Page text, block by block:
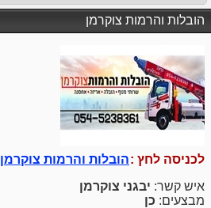
הובלות והרמות צוקרמן
לכניסה לחץ :הובלות והרמות צוקרמן
איש קשר: יבגני צוקרמן
מבצעים: כן